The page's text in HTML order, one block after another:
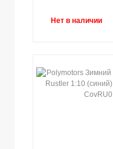
Нет в наличии